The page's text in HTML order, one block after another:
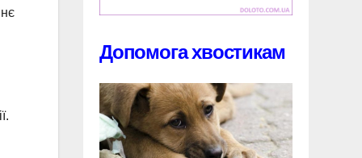
Допомога хвостикам